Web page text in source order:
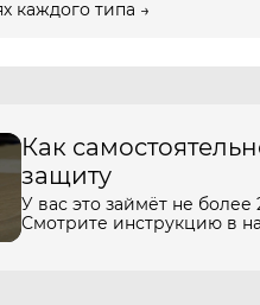
каждого типа →
Как
защиту
У вас это займёт не более
Смотрите инструкцию в